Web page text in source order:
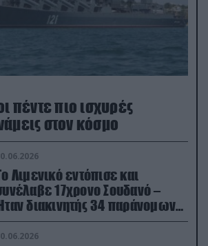
πέντε πιο ισχυρές
στον κόσμο
Λιμενικό εντόπισε και
17χρονο Σουδανό –
διακινητής 34 παράνομων